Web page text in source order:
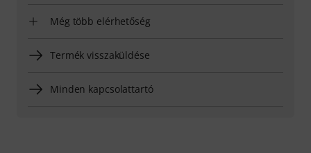
Még több elérhetőség
Termék visszaküldése
Minden kapcsolattartó